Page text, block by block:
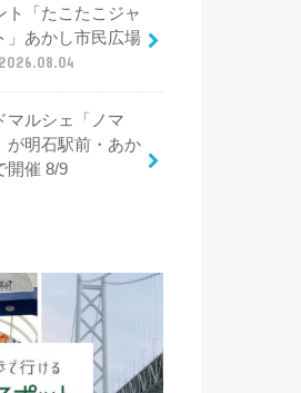
ト「たこたこジャ
」あかし市民広場
2026.08.04
マルシェ「ノマ
が明石駅前・あか
開催 8/9